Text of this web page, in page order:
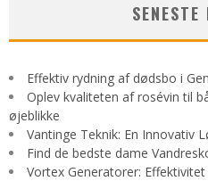
Effektiv rydning af dødsbo i
Oplev kvaliteten af rosévin til
øjeblikke
Vantinge Teknik: En Innovativ
Find de bedste dame
Vortex Generatorer: